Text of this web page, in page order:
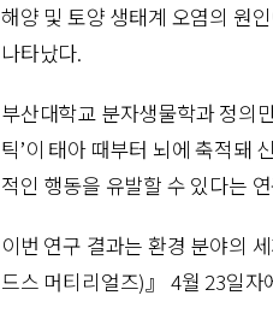
해양 및 토양 생태계 오염의 원
나타났다.
부산대학교 분자생물학과 정의
틱’이 태아 때부터 뇌에 축적돼
적인 행동을 유발할 수 있다는
이번 연구 결과는 환경 분야의
드스 머티리얼즈)』 4월 23일자